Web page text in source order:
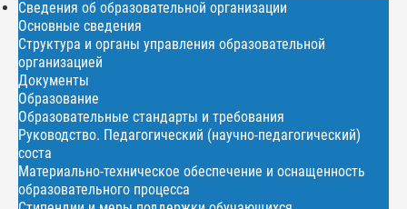
Сведения об образовательной организации
Основные сведения
Структура и органы управления образовательной
организацией
Документы
Образование
Образовательные стандарты и требования
Руководство. Педагогический (научно-педагогический)
соста
Материально-техническое обеспечение и оснащенность
образовательного процесса